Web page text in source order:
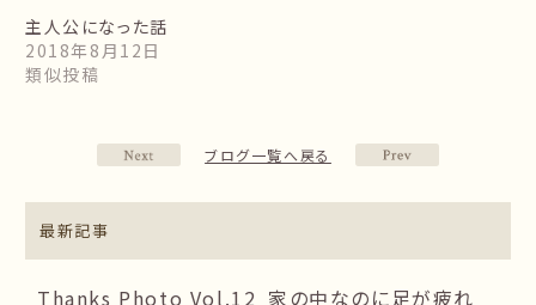
主人公になった話
2018年8月12日
類似投稿
ブログ一覧へ戻る
最新記事
Thanks Photo Vol.12 家の中なのに足が疲れ